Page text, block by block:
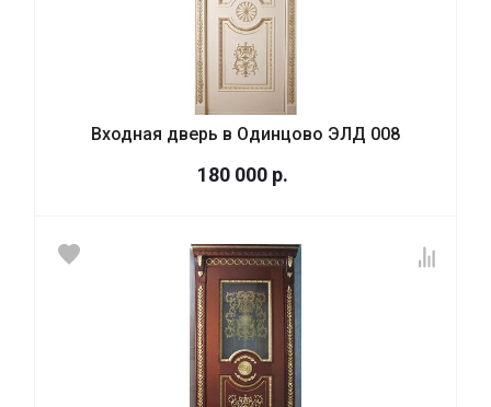
Входная дверь в Одинцово ЭЛД 008
180 000 р.